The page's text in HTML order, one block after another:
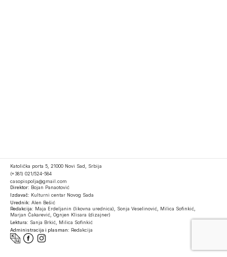
Katolička porta 5, 21000 Novi Sad, Srbija
(+381) 021/524-584
casopispolja@gmail.com
Direktor: Bojan Panaotović
Izdavač: Kulturni centar Novog Sada
Urednik: Alen Bešić
Redakcija: Maja Erdeljanin (likovna urednica), Sonja Veselinović, Milica Sofinkić,
Marjan Čakarević, Ognjen Klisara (dizajner)
Lektura: Sanja Brkić, Milica Sofinkić
Administracija i plasman: Redakcija